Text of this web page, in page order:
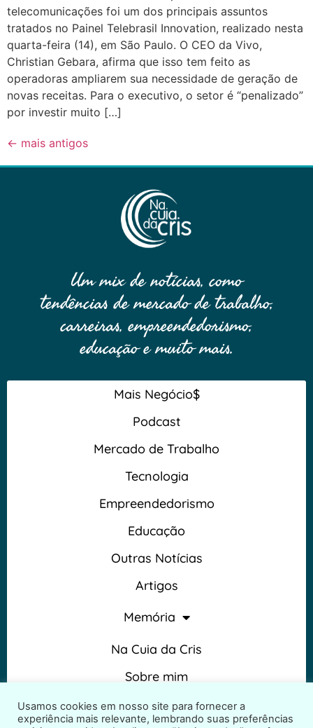
telecomunicações foi um dos principais assuntos
tratados no Painel Telebrasil Innovation, realizado nesta
quarta-feira (14), em São Paulo. O CEO da Vivo,
Christian Gebara, afirma que isso tem feito as
operadoras ampliarem sua necessidade de geração de
novas receitas. Para o executivo, o setor é “penalizado”
por investir muito […]
← mais antigos
Um mix de notícias, como
tendências de mercado de trabalho,
carreiras, empreendedorismo,
educação e muito mais.
Mais Negócio$
Podcast
Mercado de Trabalho
Tecnologia
Empreendedorismo
Educação
Outras Notícias
Artigos
Memória
Na Cuia da Cris
Sobre mim
Termos e Condições
Usamos cookies em nosso site para fornecer a
experiência mais relevante, lembrando suas preferências